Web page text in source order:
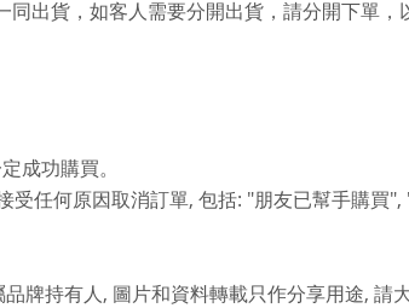
出貨，如客人需要分開出貨，請分開下單，
成功購買。
受任何原因取消訂單, 包括: "朋友已幫手購買",
牌持有人 , 圖片和資料轉載只作分享用途, 請